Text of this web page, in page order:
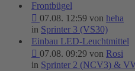
Frontbügel
07.08. 12:59 von heha
in Sprinter 3 (VS30)
Einbau LED-Leuchtmittel
07.08. 09:29 von Rosi
in Sprinter 2 (NCV3) &